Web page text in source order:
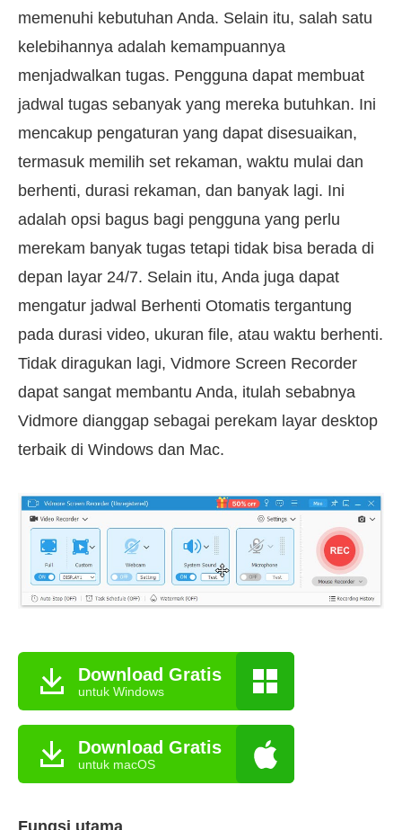
memenuhi kebutuhan Anda. Selain itu, salah satu
kelebihannya adalah kemampuannya
menjadwalkan tugas. Pengguna dapat membuat
jadwal tugas sebanyak yang mereka butuhkan. Ini
mencakup pengaturan yang dapat disesuaikan,
termasuk memilih set rekaman, waktu mulai dan
berhenti, durasi rekaman, dan banyak lagi. Ini
adalah opsi bagus bagi pengguna yang perlu
merekam banyak tugas tetapi tidak bisa berada di
depan layar 24/7. Selain itu, Anda juga dapat
mengatur jadwal Berhenti Otomatis tergantung
pada durasi video, ukuran file, atau waktu berhenti.
Tidak diragukan lagi, Vidmore Screen Recorder
dapat sangat membantu Anda, itulah sebabnya
Vidmore dianggap sebagai perekam layar desktop
terbaik di Windows dan Mac.
Download Gratis
untuk Windows
Download Gratis
untuk macOS